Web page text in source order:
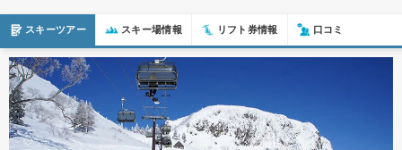
スキーツアー スキー場情報 リフト券情報 口コミ